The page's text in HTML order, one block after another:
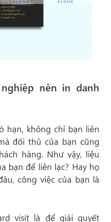
nên in danh
hạn, không chỉ bạn liên
đối thủ của bạn cũng
hàng. Như vậy, liệu
bạn để liên lạc? Hay họ
công việc của bạn là
visit là để giải quyết